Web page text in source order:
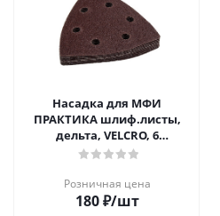
Насадка для МФИ
ПРАКТИКА шлиф.листы,
дельта, VELCRO, 6
отверстий 93 мм, P360, 10
Розничная цена
180₽/шт